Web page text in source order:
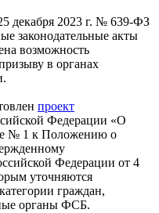
декабря 2023 г. № 639-ФЗ
законодательные акты
возможность
в органах
проект
Федерации «О
№ 1 к Положению о
Федерации от 4
уточняются
граждан,
органы ФСБ.